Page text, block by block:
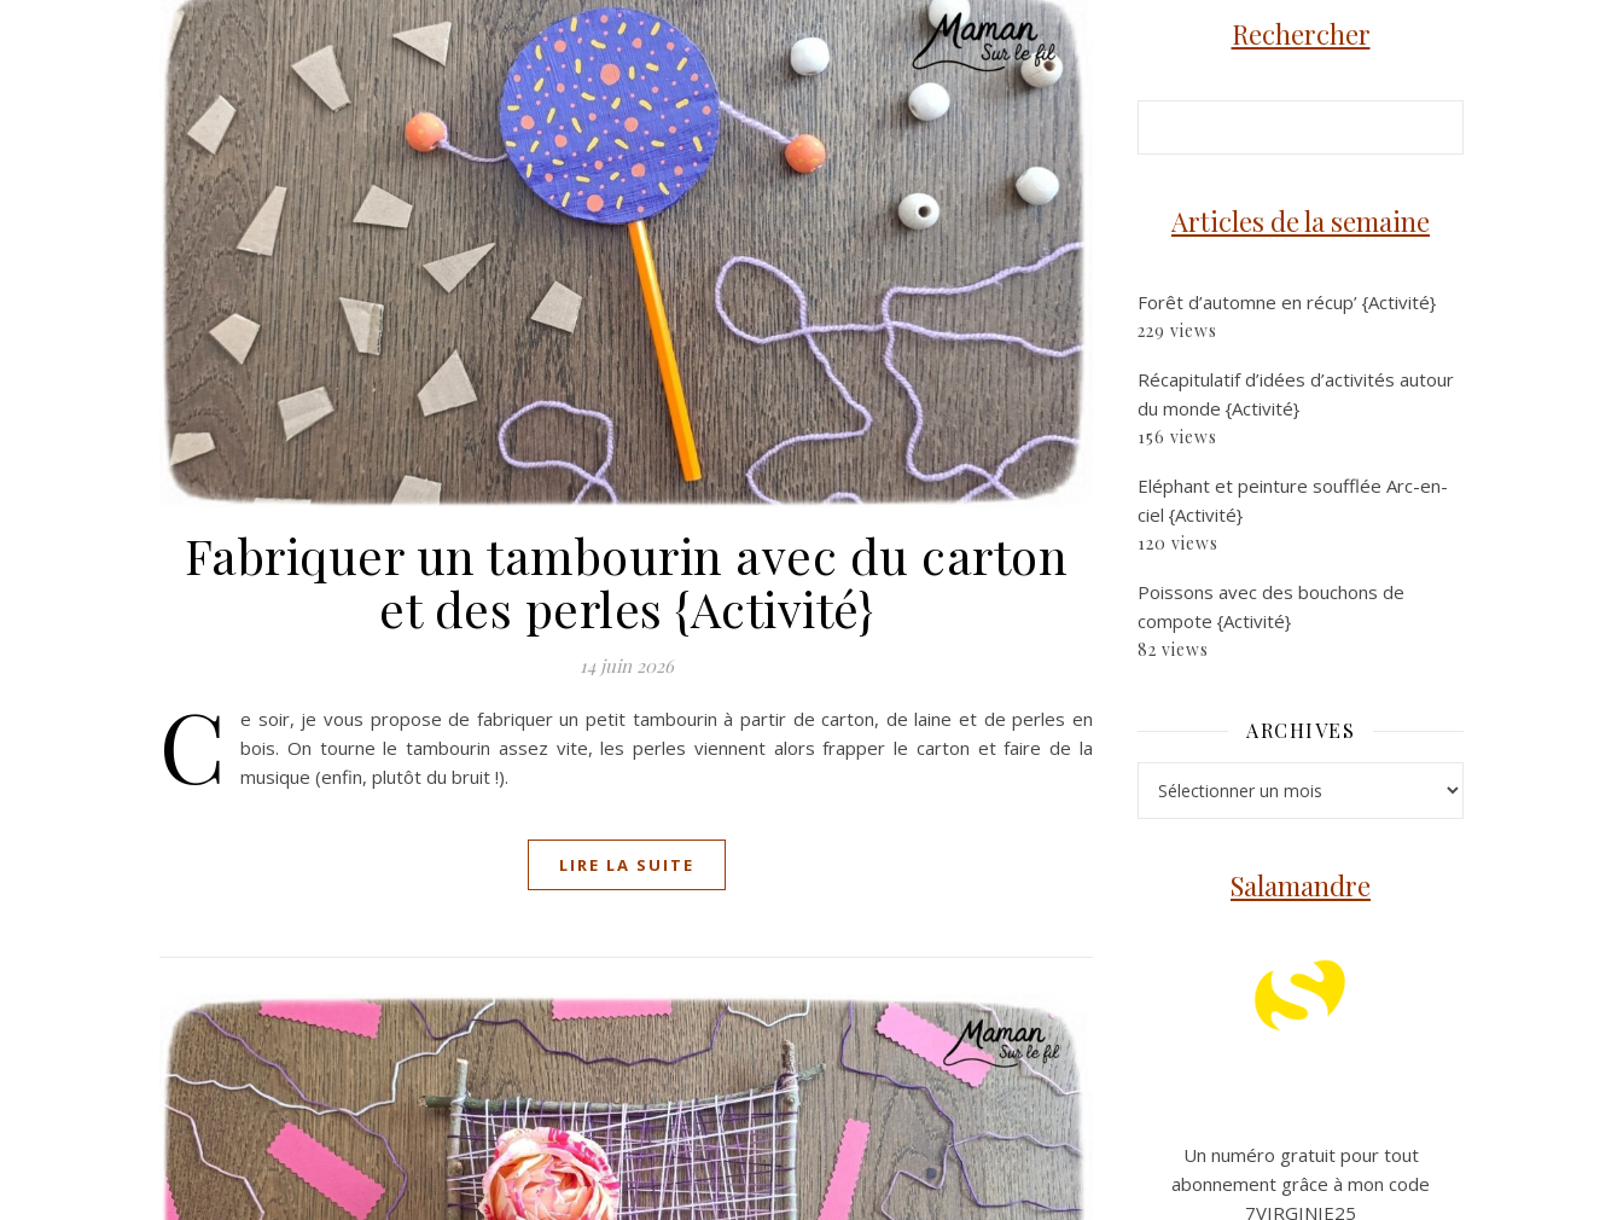
Fabriquer un tambourin avec du carton
et des perles {Activité}
14 juin 2026
C
e soir, je vous propose de fabriquer un petit tambourin à partir de carton, de laine et de perles en
bois. On tourne le tambourin assez vite, les perles viennent alors frapper le carton et faire de la
musique (enfin, plutôt du bruit !).
LIRE LA SUITE
Rechercher
Articles de la semaine
Forêt d’automne en récup’ {Activité}
229 views
Récapitulatif d’idées d’activités autour
du monde {Activité}
156 views
Eléphant et peinture soufflée Arc-en-
ciel {Activité}
120 views
Poissons avec des bouchons de
compote {Activité}
82 views
ARCHIVES
Salamandre
Un numéro gratuit pour tout
abonnement grâce à mon code
7VIRGINIE25